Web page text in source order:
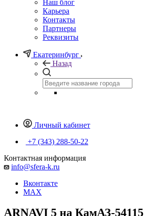
Наш блог
Карьера
Контакты
Партнеры
Реквизиты
Екатеринбург
Назад
Личный кабинет
+7 (343) 288-50-22
Контактная информация
info@sfera-k.ru
Вконтакте
MAX
ARNAVI 5 на КамАЗ-54115